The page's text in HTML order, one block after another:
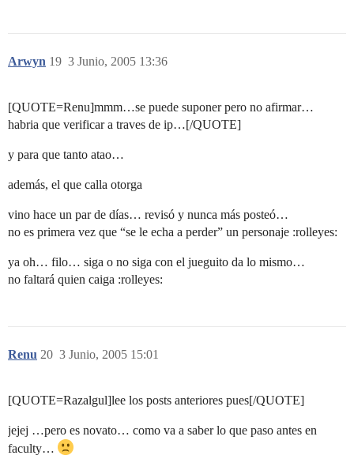
Arwyn 3 Junio, 2005 13:36
19
[QUOTE=Renu]mmm…se puede suponer pero no afirmar…
habria que verificar a traves de ip…[/QUOTE]
y para que tanto atao…
además, el que calla otorga
vino hace un par de días… revisó y nunca más posteó…
no es primera vez que “se le echa a perder” un personaje :rolleyes:
ya oh… filo… siga o no siga con el jueguito da lo mismo…
no faltará quien caiga :rolleyes:
Renu 3 Junio, 2005 15:01
20
[QUOTE=Razalgul]lee los posts anteriores pues[/QUOTE]
jejej …pero es novato… como va a saber lo que paso antes en
faculty…